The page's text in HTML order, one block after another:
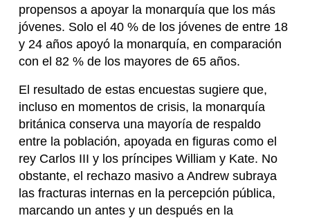
propensos a apoyar la monarquía que los más
jóvenes. Solo el 40 % de los jóvenes de entre 18
y 24 años apoyó la monarquía, en comparación
con el 82 % de los mayores de 65 años.
El resultado de estas encuestas sugiere que,
incluso en momentos de crisis, la monarquía
británica conserva una mayoría de respaldo
entre la población, apoyada en figuras como el
rey Carlos III y los príncipes William y Kate. No
obstante, el rechazo masivo a Andrew subraya
las fracturas internas en la percepción pública,
marcando un antes y un después en la